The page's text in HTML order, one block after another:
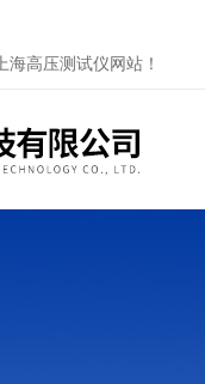
高压测试仪网站！